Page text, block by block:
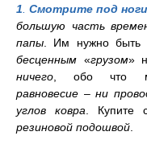
1.Смотрите под
большую часть
папы. Им нужно быть
бесценным «грузом»
ничего, обо что
равновесие –ни
углов ковра. Купите
резиновой подошвой.